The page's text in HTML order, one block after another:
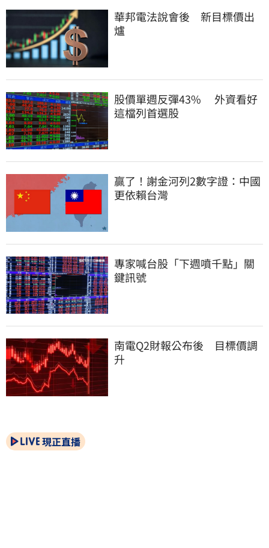
華邦電法說會後　新目標價出
爐
股價單週反彈43%　 外資看好
這檔列首選股
贏了！謝金河列2數字證：中國
更依賴台灣
專家喊台股「下週噴千點」關
鍵訊號
南電Q2財報公布後　目標價調
升
現正直播